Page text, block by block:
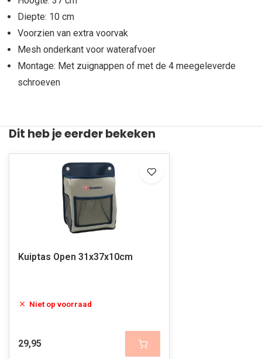
Diepte: 10 cm
Voorzien van extra voorvak
Mesh onderkant voor waterafvoer
Montage: Met zuignappen of met de 4 meegeleverde
schroeven
Dit heb je eerder bekeken
Kuiptas Open 31x37x10cm
Niet op voorraad
29,95